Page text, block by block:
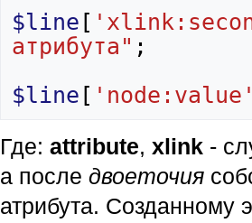
$line [
атрибута" ;
$line [
Где: attribute, xlink-
а после двоеточия
атрибута. Созданному